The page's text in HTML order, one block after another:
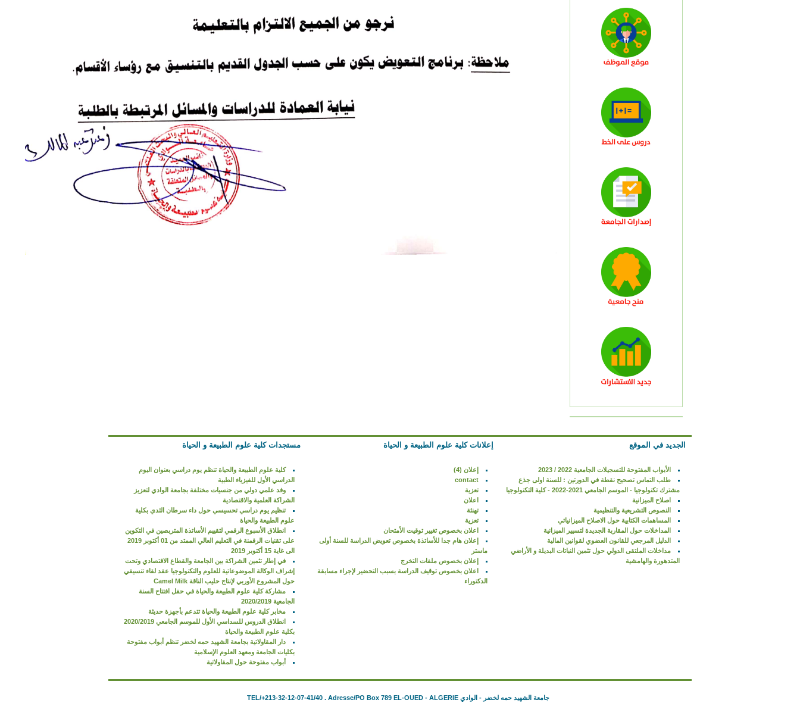
الجديد في الموقع
الأبواب المفتوحة للتسجيلات الجامعية 2022 / 2023
طلب التماس تصحيح نقطة في الدورتين : للسنة اولى جذع
مشترك تكنولوجيا - الموسم الجامعي 2021-2022 - كلية التكنولوجيا
اصلاح الميزانية
النصوص التشريعية والتنظيمية
المساهمات الكتابية حول الاصلاح الميزانياتي
المداخلات حول المقاربة الجديدة لتسيير الميزانية
الدليل المرجعي للقانون العضوي لقوانين المالية
مداخلات الملتقى الدولي حول تثمين النباتات البديلة و الأراضي
المتدهورة والهامشية
إعلانات كلية علوم الطبيعة و الحياة
إعلان (4)
contact
تعزية
اعلان
تهنئة
تعزية
اعلان بخصوص تغيير توقيت الأمتحان
إعلان هام جدا للأساتذة بخصوص تعويض الدراسة للسنة أولى
ماستر
إعلان بخصوص ملفات التخرج
اعلان بخصوص توقيف الدراسة بسبب التحضير لإجراء مسابقة
الدكتوراء
مستجدات كلية علوم الطبيعة و الحياة
كلية علوم الطبيعة والحياة تنظم يوم دراسي بعنوان اليوم
الدراسي الأول للفيزياء الطبية
وفد علمي دولي من جنسيات مختلفة بجامعة الوادي لتعزيز
الشراكة العلمية والاقتصادية
تنظيم يوم دراسي تحسيسي حول داء سرطان الثدي بكلية
علوم الطبيعة والحياة
انطلاق الأسبوع الرقمي لتقييم الأساتذة المتربصين في التكوين
على تقنيات الرقمنة في التعليم العالي الممتد من 01 أكتوبر 2019
الى غاية 15 أكتوبر 2019
في إطار تثمين الشراكة بين الجامعة والقطاع الاقتصادي وتحت
إشراف الوكالة الموضوعاتية للعلوم والتكنولوجيا عقد لقاء تنسيقي
حول المشروع الأوربي لإنتاج حليب الناقة Camel Milk
مشاركة كلية علوم الطبيعة والحياة في حفل افتتاح السنة
الجامعية 2020/2019
مخابر كلية علوم الطبيعة والحياة تتدعم بأجهزة حديثة
انطلاق الدروس للسداسي الأول للموسم الجامعي 2020/2019
بكلية علوم الطبيعة والحياة
دار المقاولاتية بجامعة الشهيد حمه لخضر تنظم أبواب مفتوحة
بكليات الجامعة ومعهد العلوم الإسلامية
أبواب مفتوحة حول المقاولاتية
جامعة الشهيد حمه لخضر - الوادي TEL/+213-32-12-07-41/40 . Adresse/PO Box 789 EL-OUED - ALGERIE